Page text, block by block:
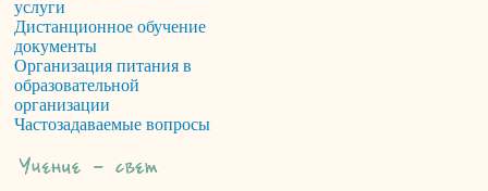
услуги
Дистанционное обучение
документы
Организация питания в
образовательной
организации
Частозадаваемые вопросы